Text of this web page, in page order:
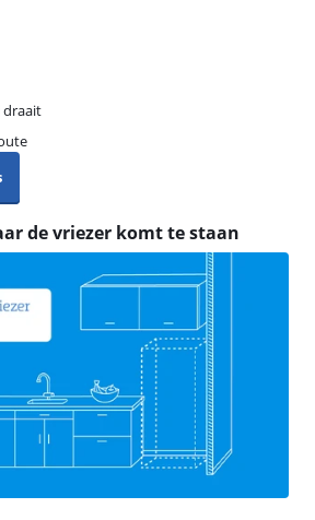
draait
de vriezer komt te staan